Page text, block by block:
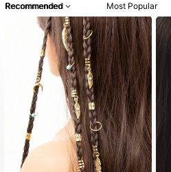
Recommended Most Popular